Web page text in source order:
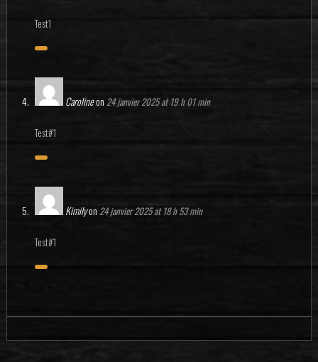
Test1
Carolineon 24 janvier 2025 at 19 h 01 min
Test#1
Kimilyon 24 janvier 2025 at 18 h 53 min
Test#1